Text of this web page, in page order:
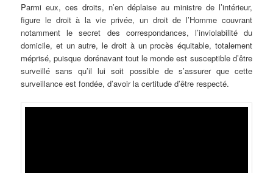
Parmi eux, ces droits, n’en déplaise au ministre de l’intérieur,
figure le droit à la vie privée, un droit de l’Homme couvrant
notamment le secret des correspondances, l’inviolabilité du
domicile, et un autre, le droit à un procès équitable, totalement
méprisé, puisque dorénavant tout le monde est susceptible d’être
surveillé sans qu’il lui soit possible de s’assurer que cette
surveillance est fondée, d’avoir la certitude d’être respecté.